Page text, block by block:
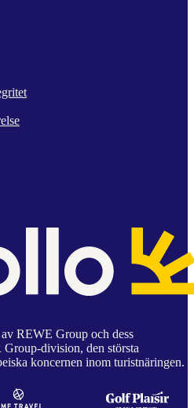
REWE Group och dess
division, den största
koncernen inom turistnäringen.